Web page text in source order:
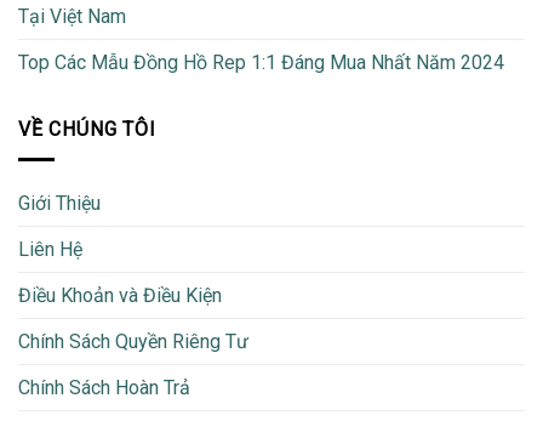
Tại Việt Nam
Top Các Mẫu Đồng Hồ Rep 1:1 Đáng Mua Nhất Năm 2024
VỀ CHÚNG TÔI
Giới Thiệu
Liên Hệ
Điều Khoản và Điều Kiện
Chính Sách Quyền Riêng Tư
Chính Sách Hoàn Trả